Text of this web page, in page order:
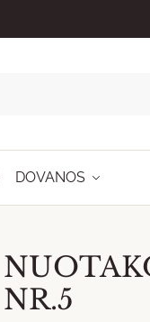
DOVANOS
NR.5